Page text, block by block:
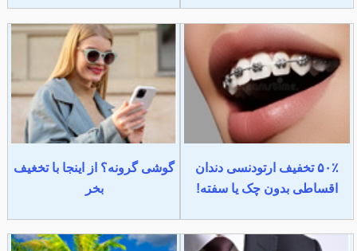
۵۰٪ تخفیف ارتودنسی دندان
اقساطی بدون چک یا سفته!
گوشی گرونه؟ از اینجا با تخغیف
بخر